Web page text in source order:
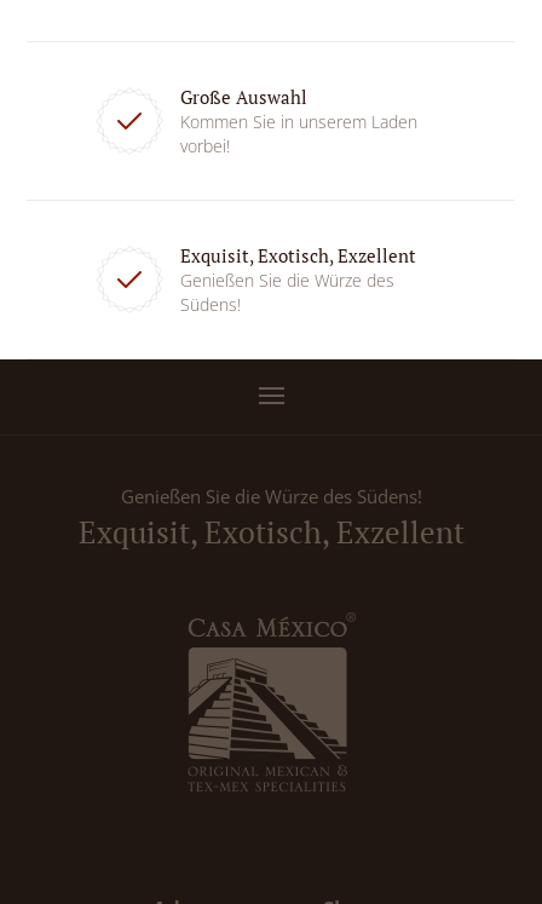
Große Auswahl
Kommen Sie in unserem Laden
vorbei!
Exquisit, Exotisch, Exzellent
Genießen Sie die Würze des
Südens!
Genießen Sie die Würze des Südens!
Exquisit, Exotisch, Exzellent